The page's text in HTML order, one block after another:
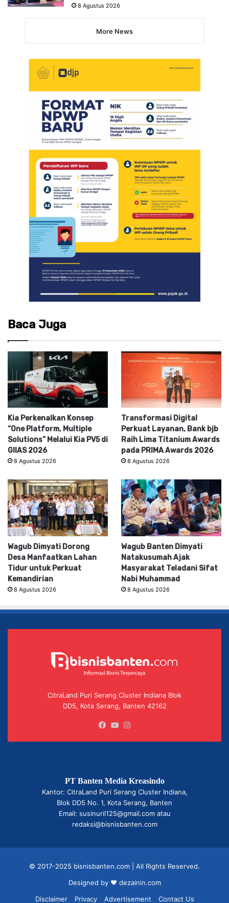
8 Agustus 2026
More News
Baca Juga
Kia Perkenalkan Konsep
“One Platform, Multiple
Solutions” Melalui Kia PV5 di
GIIAS 2026
8 Agustus 2026
Transformasi Digital
Perkuat Layanan, Bank bjb
Raih Lima Titanium Awards
pada PRIMA Awards 2026
8 Agustus 2026
Wagub Dimyati Dorong
Desa Manfaatkan Lahan
Tidur untuk Perkuat
Kemandirian
8 Agustus 2026
Wagub Banten Dimyati
Natakusumah Ajak
Masyarakat Teladani Sifat
Nabi Muhammad
8 Agustus 2026
CitraLand Puri Serang Cluster Indiana Blok
DD5, Kota Serang, Banten 42162
Facebook
YouTube
PT Banten Media Kreasindo
Kantor: CitraLand Puri Serang Cluster Indiana,
Blok DD5 No. 1, Kota Serang, Banten
Email: susinuril125@gmail.com atau
redaksi@bisnisbanten.com
© 2017-2025 bisnisbanten.com | All Rights Reserved.
Designed by ❤ dezainin.com
Disclaimer
Privacy Advertisement Contact Us